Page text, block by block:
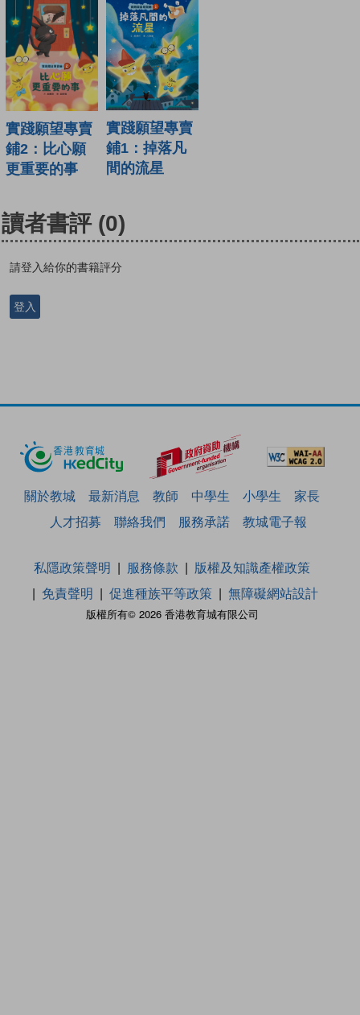
實踐願望專賣
鋪2：比心願
更重要的事
實踐願望專賣
鋪1：掉落凡
間的流星
讀者書評 (0)
請登入給你的書籍評分
登入
關於教城 最新消息 教師 中學生 小學生
家長
人才招募
聯絡我們 服務承諾 教城電子報
版權所有© 2026 香港教育城有限公司
私隱政策聲明 服務條款
版權及知識產權政策
免責聲明
促進種族平等政策 無障礙網站設計